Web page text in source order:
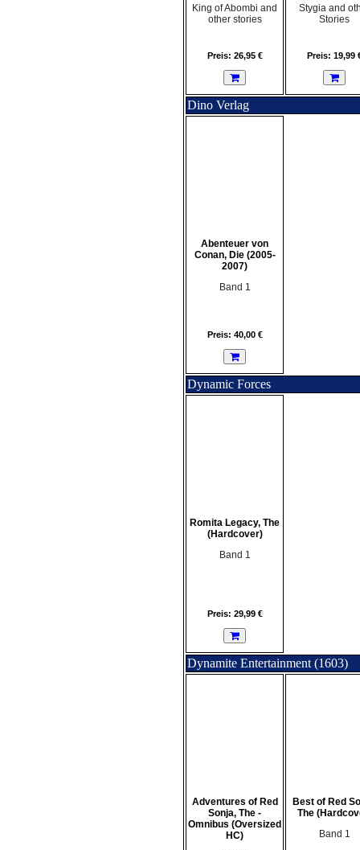
King of Abombi and
other stories
Preis: 26,95 €
Stygia and
Stories
Preis: 19,99
Dino Verlag
Abenteuer von
Conan, Die (2005-
2007)
Band 1
Preis: 40,00 €
Dynamic Forces
Romita Legacy, The
(Hardcover)
Band 1
Preis: 29,99 €
Dynamite Entertainment (1603)
Adventures of Red
Sonja, The -
Omnibus (Oversized
HC)
Best of Red
The
Band 1